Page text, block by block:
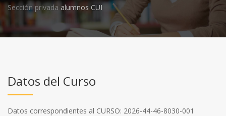
Sección privada alumnos CUI
Datos del Curso
Datos correspondientes al CURSO: 2026-44-46-8030-001